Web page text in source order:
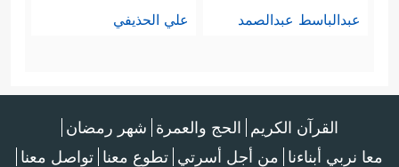
عبدالباسط عبدالصمد علي الحذيفي
القرآن الكريم الحج والعمرة شهر رمضان
معا نربي أبناءنا من أجل أسرتي تطوع معنا تواصل معنا